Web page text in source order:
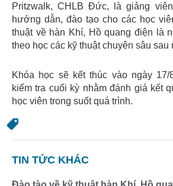
Pritzwalk, CHLB Đức, là giảng
hướng dẫn, đào tạo cho các học
thuật về hàn Khí, Hồ quang điện là
theo học các kỹ thuật chuyên sâu sau
Khóa học sẽ kết thúc vào ngày
kiểm tra cuối kỳ nhằm đánh giá kết
học viên trong suốt quá trình.
TIN TỨC KHÁC